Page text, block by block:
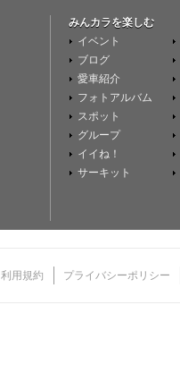
みんカラを楽しむ
イベント
ブログ
愛車紹介
フォトアルバム
スポット
グループ
イイね！
サーキット
利用規約 プライバシーポリシー